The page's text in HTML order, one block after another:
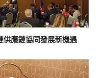
供應鏈協同發展新機遇